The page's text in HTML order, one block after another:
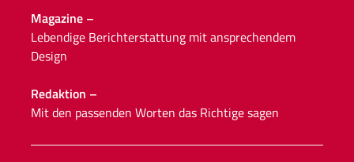
Magazine –
Lebendige Berichterstattung mit ansprechendem
Design
Redaktion –
Mit den passenden Worten das Richtige sagen